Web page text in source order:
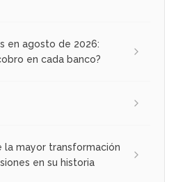
en agosto de 2026:
en cada banco?
la mayor transformación
en su historia